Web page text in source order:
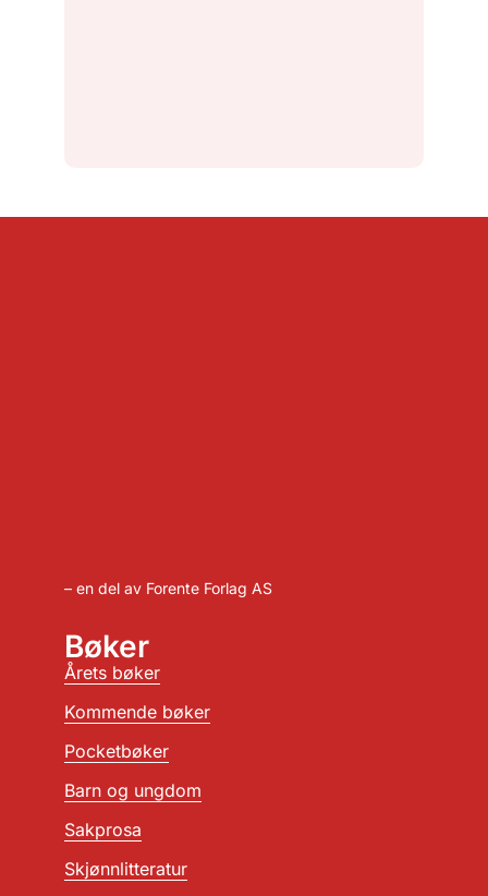
– en del av Forente Forlag AS
Bøker
Årets bøker
Kommende bøker
Pocketbøker
Barn og ungdom
Sakprosa
Skjønnlitteratur